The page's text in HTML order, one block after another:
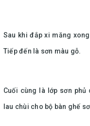
Sau khi đắp xi măng
Tiếp đến là sơn màu gỗ.
Cuối cùng là lớp sơn phủ
lau chùi cho bộ bàn ghế